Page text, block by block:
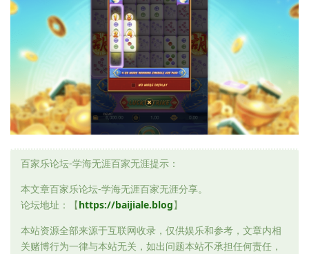
百家乐论坛-学海无涯百家无涯提示：
本文章百家乐论坛-学海无涯百家无涯分享。
论坛地址：【https://baijiale.blog】
本站资源全部来源于互联网收录，仅供娱乐和参考，文章内相
关赌博行为一律与本站无关，如出问题本站不承担任何责任，